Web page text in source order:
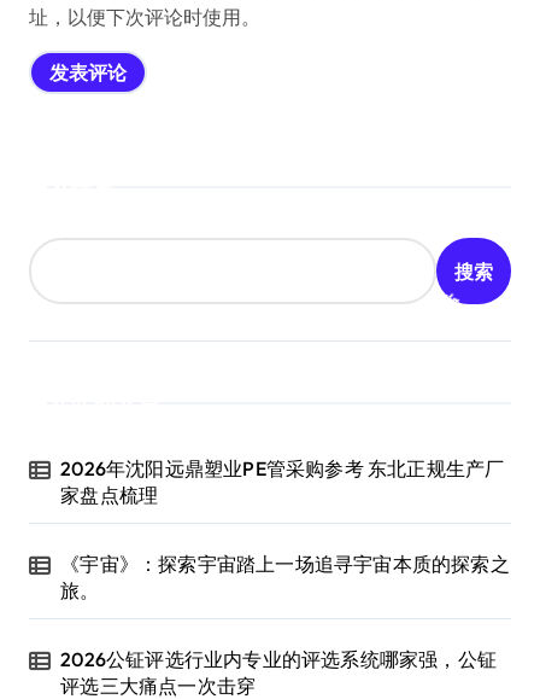
址，以便下次评论时使用。
搜索
2026年沈阳远鼎塑业PE管采购参考 东北正规生产厂
家盘点梳理
《宇宙》：探索宇宙踏上一场追寻宇宙本质的探索之
旅。
2026公钲评选行业内专业的评选系统哪家强，公钲
评选三大痛点一次击穿